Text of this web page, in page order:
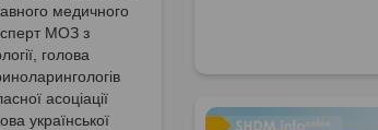
медичного
МОЗ з
голова
асоціації
української